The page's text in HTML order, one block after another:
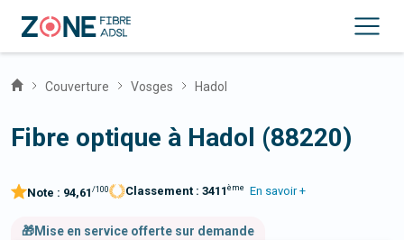
Couverture Vosges Hadol
Fibre optique à Hadol (88220)
Note : 94,61 /100 Classement : 3411 ème En savoir +
🎁Mise en service offerte sur demande